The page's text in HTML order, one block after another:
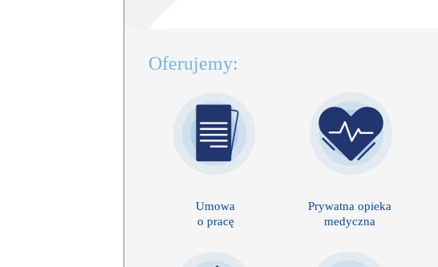
Oferujemy:
Umowa
o pracę
Prywatna opieka
medyczna